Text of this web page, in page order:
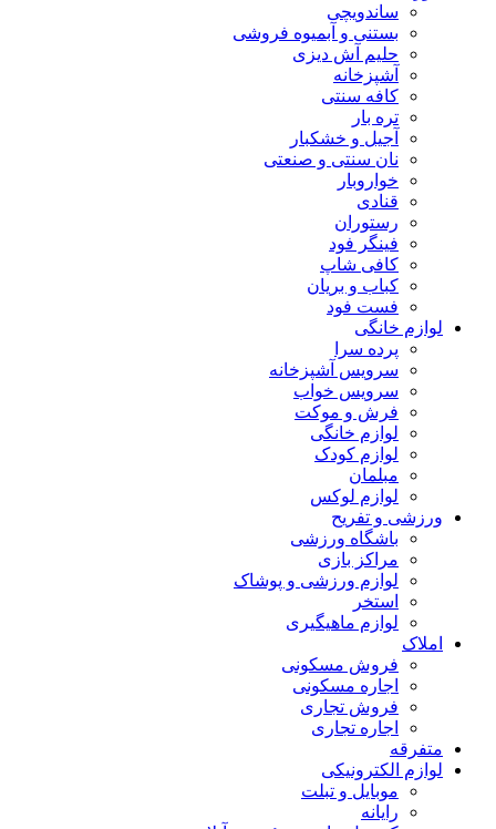
ساندویچی
بستنی و آبمیوه فروشی
حلیم آش دیزی
آشپزخانه
کافه سنتی
تره بار
آجیل و خشکبار
نان سنتی و صنعتی
خواروبار
قنادی
رستوران
فینگر فود
کافی شاپ
کباب و بریان
فست فود
لوازم خانگی
پرده سرا
سرویس آشپزخانه
سرویس خواب
فرش و موکت
لوازم خانگی
لوازم کودک
مبلمان
لوازم لوکس
ورزشی و تفریح
باشگاه ورزشی
مراکز بازی
لوازم ورزشی و پوشاک
استخر
لوازم ماهیگیری
املاک
فروش مسکونی
اجاره مسکونی
فروش تجاری
اجاره تجاری
متفرقه
لوازم الکترونیکی
موبایل و تبلت
رایانه